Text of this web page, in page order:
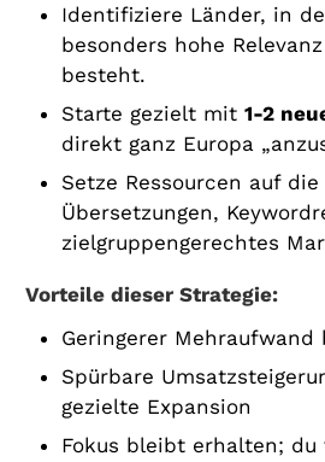
Identifiziere Länder, in
besonders hohe
besteht.
Starte gezielt mit 1-2
direkt ganz Europa
Setze Ressourcen auf
Übersetzungen,
zielgruppengerechtes
Vorteile dieser Strategie:
Geringerer
Spürbare
gezielte Expansion
Fokus bleibt erhalten;